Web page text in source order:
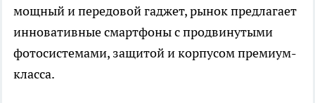
мощный и передовой гаджет, рынок предлагает
инновативные смартфоны с продвинутыми
фотосистемами, защитой и корпусом премиум-
класса.